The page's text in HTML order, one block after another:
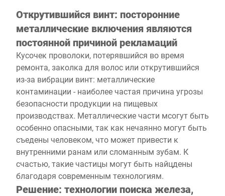
Открутившийся винт: посторонние
металлические включения являются
постоянной причиной рекламаций
Кусочек проволоки, потерявшийся во время
ремонта, заколка для волос или открутившийся
из-за вибрации винт: металлические
контаминации - наиболее частая причина угрозы
безопасности продукции на пищевых
производствах. Металлические части мсогут быть
особенно опасными, так как нечаянно могут быть
съедены человеком, что может привести к
внутренними ранам или сломанным зубам. К
счастью, такие частицы могут быть найцдены
благодаря современным технологиям.
Решение: технологии поиска железа,